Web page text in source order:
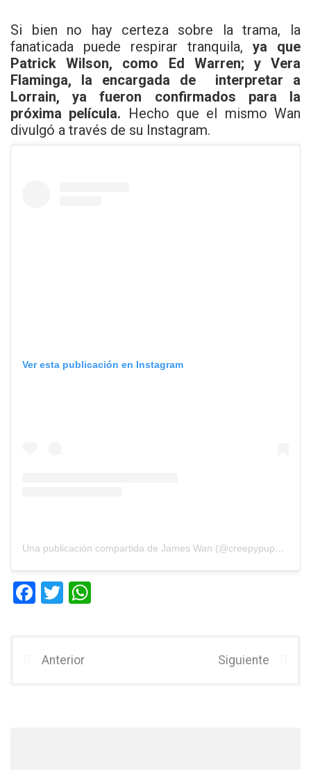
Si bien no hay certeza sobre la trama, la
fanaticada puede respirar tranquila, ya que
Patrick Wilson, como Ed Warren; y Vera
Flaminga, la encargada de interpretar a
Lorrain, ya fueron confirmados para la
próxima película. Hecho que el mismo Wan
divulgó a través de su Instagram.
Ver esta publicación en Instagram
Una publicación compartida de James Wan (@creepypuppet)
F
b
T
er
Anterior Siguiente